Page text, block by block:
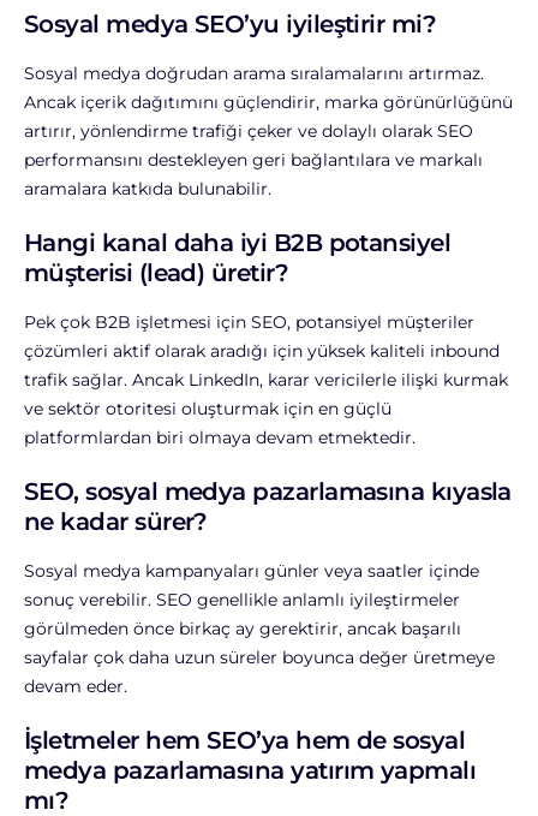
Sosyal medya SEO’yu iyileştirir mi?
Sosyal medya doğrudan arama sıralamalarını artırmaz.
Ancak içerik dağıtımını güçlendirir, marka görünürlüğünü
artırır, yönlendirme trafiği çeker ve dolaylı olarak SEO
performansını destekleyen geri bağlantılara ve markalı
aramalara katkıda bulunabilir.
Hangi kanal daha iyi B2B potansiyel
müşterisi (lead) üretir?
Pek çok B2B işletmesi için SEO, potansiyel müşteriler
çözümleri aktif olarak aradığı için yüksek kaliteli inbound
trafik sağlar. Ancak LinkedIn, karar vericilerle ilişki kurmak
ve sektör otoritesi oluşturmak için en güçlü
platformlardan biri olmaya devam etmektedir.
SEO, sosyal medya pazarlamasına kıyasla
ne kadar sürer?
Sosyal medya kampanyaları günler veya saatler içinde
sonuç verebilir. SEO genellikle anlamlı iyileştirmeler
görülmeden önce birkaç ay gerektirir, ancak başarılı
sayfalar çok daha uzun süreler boyunca değer üretmeye
devam eder.
İşletmeler hem SEO’ya hem de sosyal
medya pazarlamasına yatırım yapmalı
mı?